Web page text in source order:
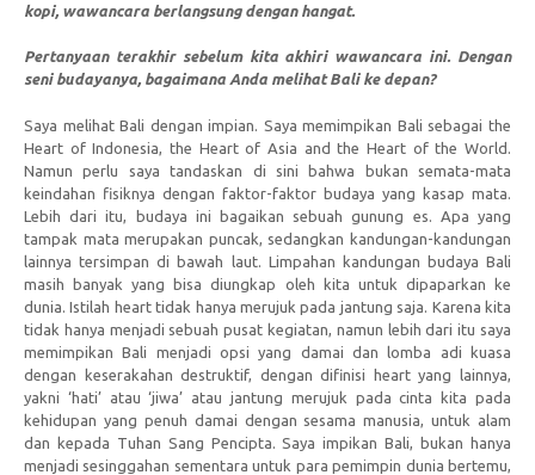
kopi, wawancara berlangsung dengan hangat.
Pertanyaan terakhir sebelum kita akhiri wawancara ini. Dengan
seni budayanya, bagaimana Anda melihat Bali ke depan?
Saya melihat Bali dengan impian. Saya memimpikan Bali sebagai the
Heart of Indonesia, the Heart of Asia and the Heart of the World.
Namun perlu saya tandaskan di sini bahwa bukan semata-mata
keindahan fisiknya dengan faktor-faktor budaya yang kasap mata.
Lebih dari itu, budaya ini bagaikan sebuah gunung es. Apa yang
tampak mata merupakan puncak, sedangkan kandungan-kandungan
lainnya tersimpan di bawah laut. Limpahan kandungan budaya Bali
masih banyak yang bisa diungkap oleh kita untuk dipaparkan ke
dunia. Istilah heart tidak hanya merujuk pada jantung saja. Karena kita
tidak hanya menjadi sebuah pusat kegiatan, namun lebih dari itu saya
memimpikan Bali menjadi opsi yang damai dan lomba adi kuasa
dengan keserakahan destruktif, dengan difinisi heart yang lainnya,
yakni ‘hati’ atau ‘jiwa’ atau jantung merujuk pada cinta kita pada
kehidupan yang penuh damai dengan sesama manusia, untuk alam
dan kepada Tuhan Sang Pencipta. Saya impikan Bali, bukan hanya
menjadi sesinggahan sementara untuk para pemimpin dunia bertemu,